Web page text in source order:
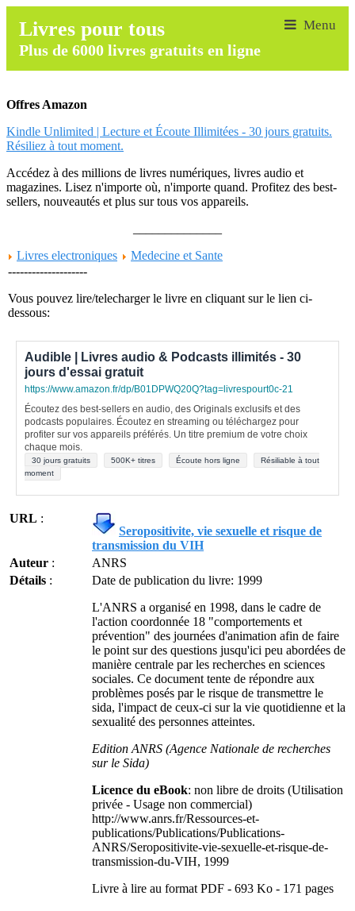
Livres pour tous
Plus de 6000 livres gratuits en ligne
Offres Amazon
Kindle Unlimited | Lecture et Écoute Illimitées - 30 jours gratuits.
Résiliez à tout moment.
Accédez à des millions de livres numériques, livres audio et
magazines. Lisez n'importe où, n'importe quand. Profitez des best-
sellers, nouveautés et plus sur tous vos appareils.
Livres electroniques
Medecine et Sante
--------------------
Vous pouvez lire/telecharger le livre en cliquant sur le lien ci-
dessous:
Audible | Livres audio & Podcasts illimités - 30
jours d'essai gratuit
https://www.amazon.fr/dp/B01DPWQ20Q?tag=livrespourt0c-21
Écoutez des best-sellers en audio, des Originals exclusifs et des
podcasts populaires. Écoutez en streaming ou téléchargez pour
profiter sur vos appareils préférés. Un titre premium de votre choix
chaque mois.
30 jours gratuits 500K+ titres Écoute hors ligne
Résiliable à tout
moment
URL :
Seropositivite, vie sexuelle et risque de
transmission du VIH
Auteur :
ANRS
Détails :
Date de publication du livre: 1999
L'ANRS a organisé en 1998, dans le cadre de
l'action coordonnée 18 "comportements et
prévention" des journées d'animation afin de faire
le point sur des questions jusqu'ici peu abordées de
manière centrale par les recherches en sciences
sociales. Ce document tente de répondre aux
problèmes posés par le risque de transmettre le
sida, l'impact de ceux-ci sur la vie quotidienne et la
sexualité des personnes atteintes.
Edition ANRS (Agence Nationale de recherches
sur le Sida)
Licence du eBook: non libre de droits (Utilisation
privée - Usage non commercial)
http://www.anrs.fr/Ressources-et-
publications/Publications/Publications-
ANRS/Seropositivite-vie-sexuelle-et-risque-de-
transmission-du-VIH, 1999
Livre à lire au format PDF - 693 Ko - 171 pages